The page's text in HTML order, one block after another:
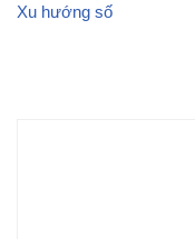
Xu hướng số